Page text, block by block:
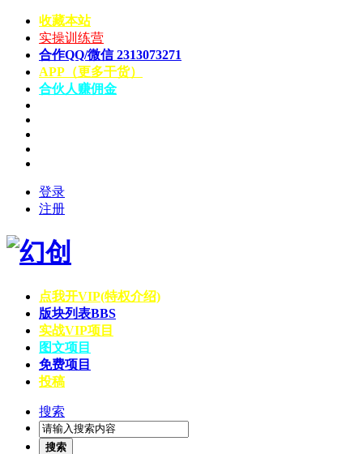
收藏本站
实操训练营
合作QQ/微信 2313073271
APP（更多干货）
合伙人赚佣金
登录
注册
点我开VIP(特权介绍)
版块列表BBS
实战VIP项目
图文项目
免费项目
投稿
搜索
搜索